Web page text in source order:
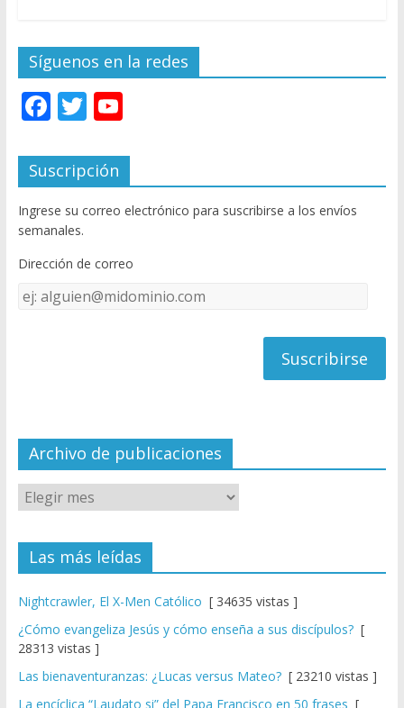
Síguenos en la redes
F
e
b
o
o
k
T
itt
er
Y
u
T
u
e
C
el
Suscripción
Ingrese su correo electrónico para suscribirse a los envíos
semanales.
Dirección de correo
Dirección
de
Archivo de publicaciones
Las más leídas
Nightcrawler, El X-Men Católico [ 34635 vistas ]
¿Cómo evangeliza Jesús y cómo enseña a sus discípulos?[
28313 vistas ]
Las bienaventuranzas: ¿Lucas versus Mateo?[ 23210 vistas ]
La encíclica “Laudato si” del Papa Francisco en 50 frases [